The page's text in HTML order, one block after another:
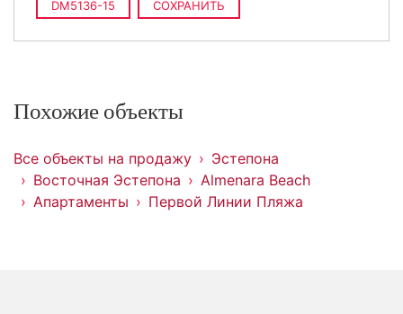
DM5136-15 СОХРАНИТЬ
Похожие объекты
Все объекты на продажу
Эстепона
Восточная Эстепона
Almenara Beach
Апартаменты
Первой Линии Пляжа